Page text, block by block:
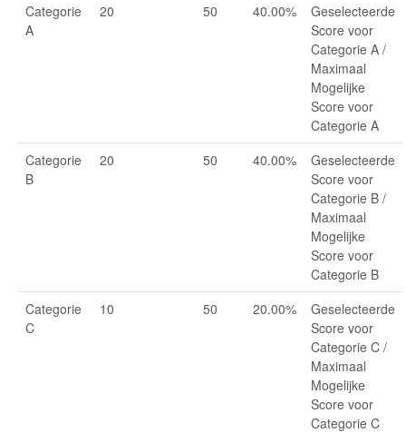
Categorie
A
20 50 40.00%
Geselecteerde
Score voor
Categorie A /
Maximaal
Mogelijke
Score voor
Categorie A
Categorie
B
20 50 40.00%
Geselecteerde
Score voor
Categorie B /
Maximaal
Mogelijke
Score voor
Categorie B
Categorie
C
10 50 20.00%
Geselecteerde
Score voor
Categorie C /
Maximaal
Mogelijke
Score voor
Categorie C